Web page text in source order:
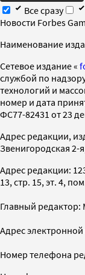
Все сразу
Новости Forbes
Наименование
Cетевое издание «
службой по
технологий и
номер и дата
ФС77-82431 от 23
Адрес редакции,
Звенигородская 2-
Адрес редакции:
13, стр. 15, эт. 4,
Главный
Адрес
Номер телефона